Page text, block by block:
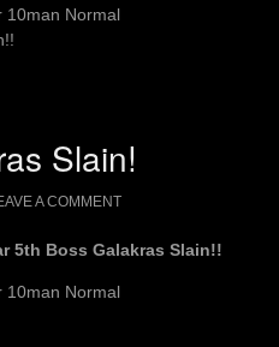
10man Normal
Slain!
A COMMENT
5th Boss Galakras Slain!!
10man Normal